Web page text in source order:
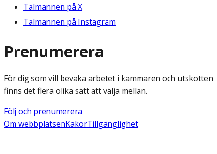
Talmannen på X
Talmannen på Instagram
Prenumerera
För dig som vill bevaka arbetet i kammaren och utskotten
finns det flera olika sätt att välja mellan.
Följ och prenumerera
Om webbplatsenKakorTillgänglighet